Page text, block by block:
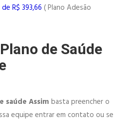
R$ 393,66 ( Plano Adesão
de Saúde
saúde Assim basta preencher o
equipe entrar em contato ou se